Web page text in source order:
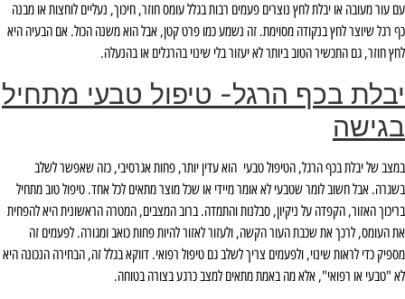
עם עור מעובה או יבלת לחץ נוצרים פעמים רבות בגלל עומס חוזר, חיכוך, נעליים לוחצות או מבנה
כף רגל שיוצר לחץ בנקודה מסוימת. זה נשמע כמו פרט קטן, אבל הוא משנה הכול. אם הבעיה היא
לחץ חוזר, גם התכשיר הטוב ביותר לא יעזור בלי שינוי בהרגלים או בהנעלה.
יבלת בכף הרגל- טיפול טבעי מתחיל
בגישה
במצב של יבלת בכף הרגל, הטיפול טבעי הוא עדין יותר, פחות אגרסיבי, כזה שאפשר לשלב
בשגרה. אבל חשוב לומר שטבעי לא אומר מיידי או שכל מוצר מתאים לכל אחד. טיפול טוב מתחיל
בריכוך האזור, הקפדה על ניקיון, סבלנות והתמדה. ברוב המצבים, המטרה הראשונית היא להפחית
את העומס, לרכך את שכבת העור הקשה, ולעזור לאזור להיות פחות כואב ומגורה. לפעמים זה
מספיק כדי לראות שינוי, ולפעמים צריך לשלב גם טיפול רפואי. דווקא בגלל זה, הבחירה הנכונה היא
לא "טבעי או רפואי", אלא מה באמת מתאים למצב כרגע בצורה בטוחה.